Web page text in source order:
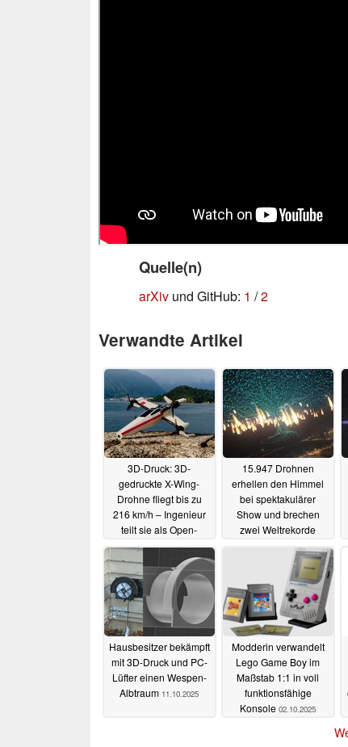
Quelle(n)
arXiv und GitHub: 1 /2
Verwandte Artikel
3D-Druck: 3D-
gedruckte X-Wing-
Drohne fliegt bis zu
216 km/h – Ingenieur
teilt sie als Open-
Source-Projekt
27.10.2025
15.947 Drohnen
erhellen den Himmel
bei spektakulärer
Show und brechen
zwei Weltrekorde
22.10.2025
Hausbesitzer bekämpft
mit 3D-Druck und PC-
Lüfter einen Wespen-
Albtraum 11.10.2025
Modderin verwandelt
Lego Game Boy im
Maßstab 1:1 in voll
funktionsfähige
Konsole 02.10.2025